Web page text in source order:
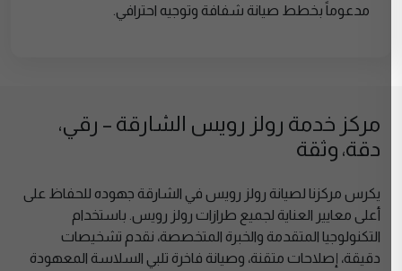
مدعوماً بخطط صيانة شفافة وتوجيه احترافي.
مركز خدمة رولز رويس الشارقة – رقي،
دقة، وثقة
يكرس مركزنا لصيانة رولز رويس في الشارقة جهوده للحفاظ على
أعلى معايير العناية لجميع طرازات رولز رويس. باستخدام
التكنولوجيا المتقدمة والخبرة المتخصصة، نقدم تشخيصات
دقيقة، إصلاحات متقنة، وصيانة فاخرة تلبي السلاسة المعهودة